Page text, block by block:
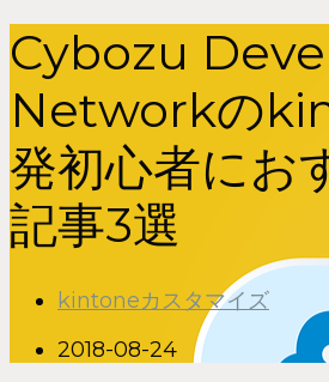
Cybozu
Networkの
発初心者にお
記事3選
kintoneカスタマイズ
2018-08-24